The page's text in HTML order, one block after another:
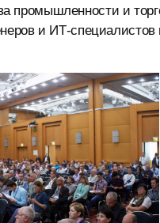
промышленности и
и ИТ-